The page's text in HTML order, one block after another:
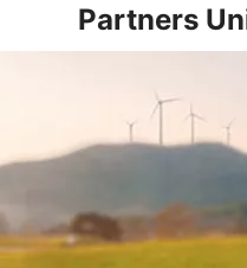
Partners